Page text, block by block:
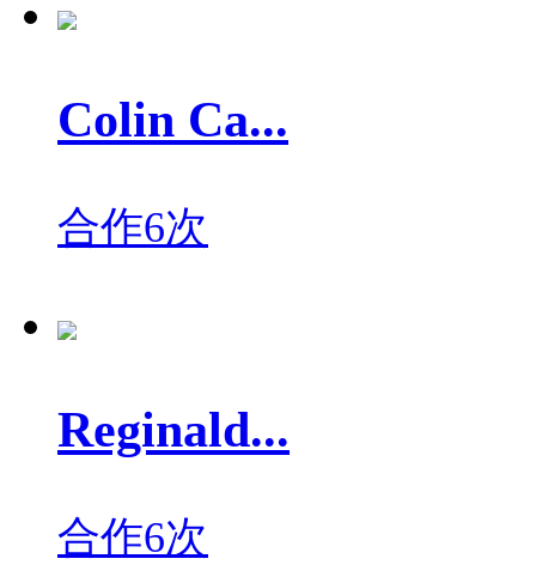
Colin Ca...
合作6次
Reginald...
合作6次